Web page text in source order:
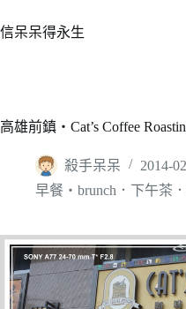
至
容
信呆呆得永生
高雄前鎮‧Cat’s Coffee
殺手呆呆
2014-
早餐‧brunch．下午茶